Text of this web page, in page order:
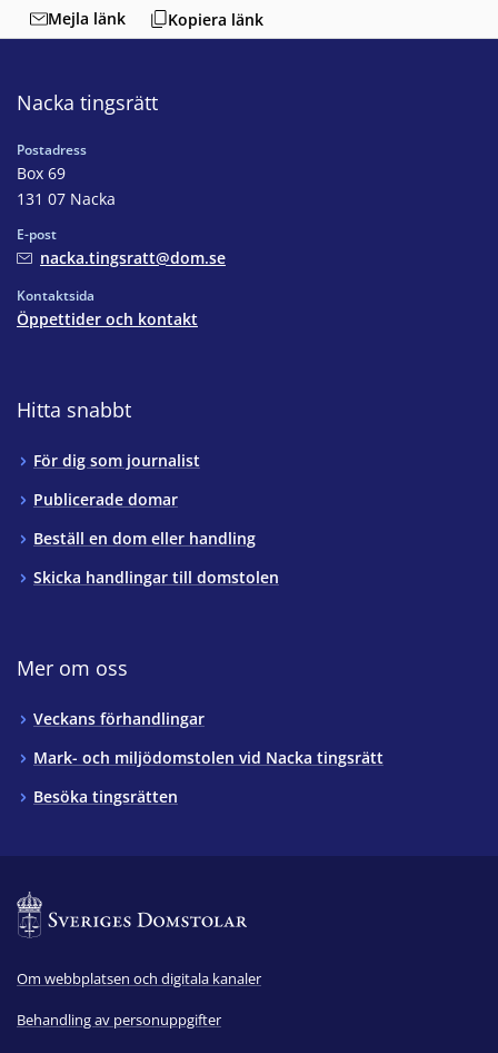
Mejla länk
Kopiera länk
Nacka tingsrätt
Postadress
Box 69
131 07 Nacka
E-post
nacka.tingsratt@dom.se
Kontaktsida
Öppettider och kontakt
Hitta snabbt
För dig som journalist
Publicerade domar
Beställ en dom eller handling
Skicka handlingar till domstolen
Mer om oss
Veckans förhandlingar
Mark- och miljödomstolen vid Nacka tingsrätt
Besöka tingsrätten
Om webbplatsen och digitala kanaler
Behandling av personuppgifter